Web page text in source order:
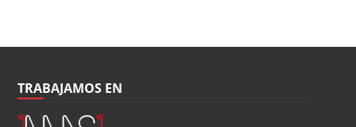
TRABAJAMOS EN